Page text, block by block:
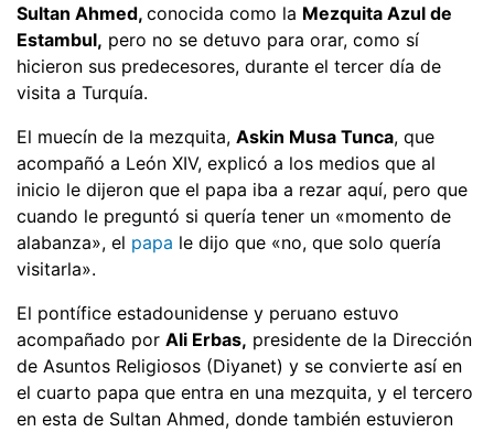
Sultan Ahmed, conocida como la Mezquita Azul de
Estambul, pero no se detuvo para orar, como sí
hicieron sus predecesores, durante el tercer día de
visita a Turquía.
El muecín de la mezquita, Askin Musa Tunca, que
acompañó a León XIV, explicó a los medios que al
inicio le dijeron que el papa iba a rezar aquí, pero que
cuando le preguntó si quería tener un «momento de
alabanza», el papa le dijo que «no, que solo quería
visitarla».
El pontífice estadounidense y peruano estuvo
acompañado por Ali Erbas, presidente de la Dirección
de Asuntos Religiosos (Diyanet) y se convierte así en
el cuarto papa que entra en una mezquita, y el tercero
en esta de Sultan Ahmed, donde también estuvieron